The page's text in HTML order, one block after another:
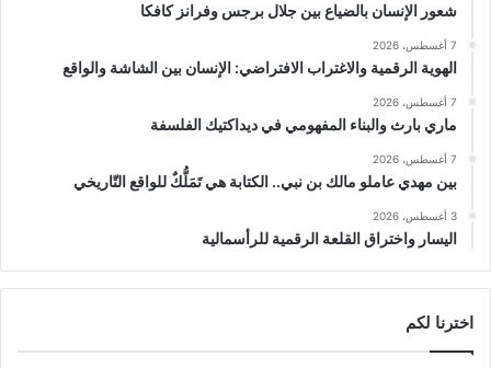
شعور الإنسان بالضياع بين جلال برجس وفرانز كافكا
7 أغسطس، 2026
الهوية الرقمية والاغتراب الافتراضي: الإنسان بين الشاشة والواقع
7 أغسطس، 2026
ماري بارث والبناء المفهومي في ديداكتيك الفلسفة
7 أغسطس، 2026
بين مهدي عاملو مالك بن نبي.. الكتابة هي تَمَلُّكٌ للواقع التّاريخي
3 أغسطس، 2026
اليسار واختراق القلعة الرقمية للرأسمالية
اخترنا لكم